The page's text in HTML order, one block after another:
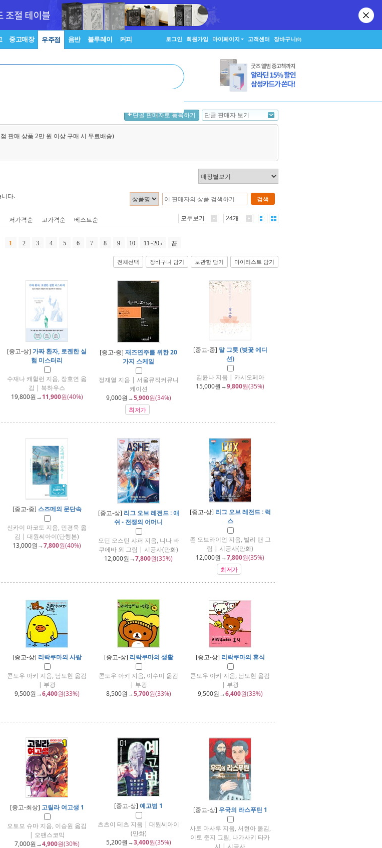
중고매장 우주점 음반 블루레이 커피 로그인 회원가입 마이페이지 고객센터 장바구니(0)
단골 판매자로 등록하기 단골 판매자 보기
판매 상품 2만 원 이상 구매 시 무료배송)
검색
다.
저가격순 고가격순 베스트순 모두보기 24개
1 2 3 4 5 6 7 8 9 10 11~20 끝
전체선택 장바구니 담기 보관함 담기 마이리스트 담기
[중고-상] 가짜 환자, 로젠한 실
험 미스터리
수재나 캐헐런 지음, 장호연 옮
김 | 북하우스
19,800원→11,900원(40%)
[중고-중] 재즈연주를 위한 20
가지 스케일
정재열 지음 | 서울뮤직커뮤니
케이션
9,000원→5,900원(34%)
최저가
[중고-중] 말 그릇 (벚꽃 에디
션)
김윤나 지음 | 카시오페아
15,000원→9,800원(35%)
[중고-중] 스즈메의 문단속
신카이 마코토 지음, 민경욱 옮
김 | 대원씨아이(단행본)
13,000원→7,800원(40%)
[중고-상] 리그 오브 레전드 : 애
쉬 - 전쟁의 어머니
오딘 오스틴 샤퍼 지음, 니나 바
쿠에바 외 그림 | 시공사(만화)
12,000원→7,800원(35%)
[중고-상] 리그 오브 레전드 : 럭
스
존 오브라이언 지음, 빌리 탠 그
림 | 시공사(만화)
12,000원→7,800원(35%)
최저가
[중고-상] 리락쿠마의 사랑
콘도우 아키 지음, 남도현 옮김
| 부광
9,500원→6,400원(33%)
[중고-상] 리락쿠마의 생활
콘도우 아키 지음, 이수미 옮김
| 부광
8,500원→5,700원(33%)
[중고-상] 리락쿠마의 휴식
콘도우 아키 지음, 남도현 옮김
| 부광
9,500원→6,400원(33%)
[중고-최상] 고릴라 여고생 1
오토모 슈마 지음, 이승원 옮김
| 오팬스코믹
7,000원→4,900원(30%)
[중고-상] 예고범 1
츠츠이 테츠 지음 | 대원씨아이
(만화)
5,200원→3,400원(35%)
[중고-상] 우국의 라스푸틴 1
사토 마사루 지음, 서현아 옮김,
이토 준지 그림, 나가사키 타카
시 | 시공사